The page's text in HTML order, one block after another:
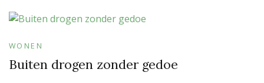
WONEN
Buiten drogen zonder gedoe